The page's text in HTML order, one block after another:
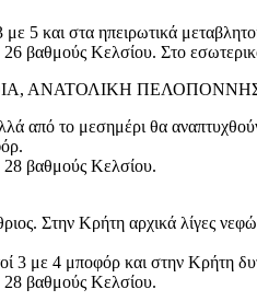
με 5 και στα ηπειρωτικά
βαθμούς Κελσίου. Στο
ΑΝΑΤΟΛΙΚΗ
από το μεσημέρι θα
βαθμούς Κελσίου.
Στην Κρήτη αρχικά λίγες
3 με 4 μποφόρ και στην Κρήτη
βαθμούς Κελσίου.